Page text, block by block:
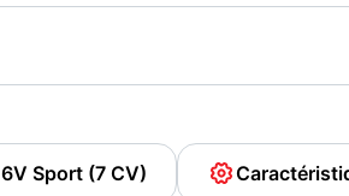
Sport (7 CV)